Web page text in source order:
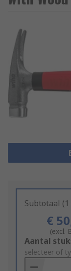
Subtotaal
€
(excl.
Add
to
Basket
Aantal
selecteer of